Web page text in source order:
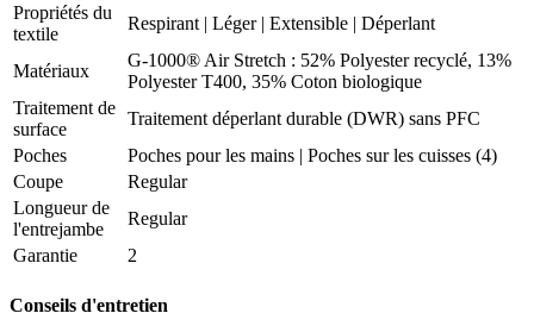
Propriétés du
textile
Respirant | Léger| Extensible | Déperlant
Matériaux
G-1000® Air Stretch : 52% Polyester recyclé, 13%
Polyester T400, 35% Coton biologique
Traitement de
surface
Traitement déperlant durable (DWR) sans PFC
Poches
Poches pour les mains | Poches sur les cuisses (4)
Coupe
Regular
Longueur de
l'entrejambe
Regular
Garantie
2
Conseils d'entretien